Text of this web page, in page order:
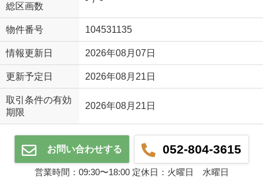
総区画数
物件番号 104531135
情報更新日 2026年08月07日
更新予定日 2026年08月21日
取引条件の有効
期限
2026年08月21日
お問い合わせする 052-804-3615
営業時間：09:30〜18:00 定休日：火曜日 水曜日